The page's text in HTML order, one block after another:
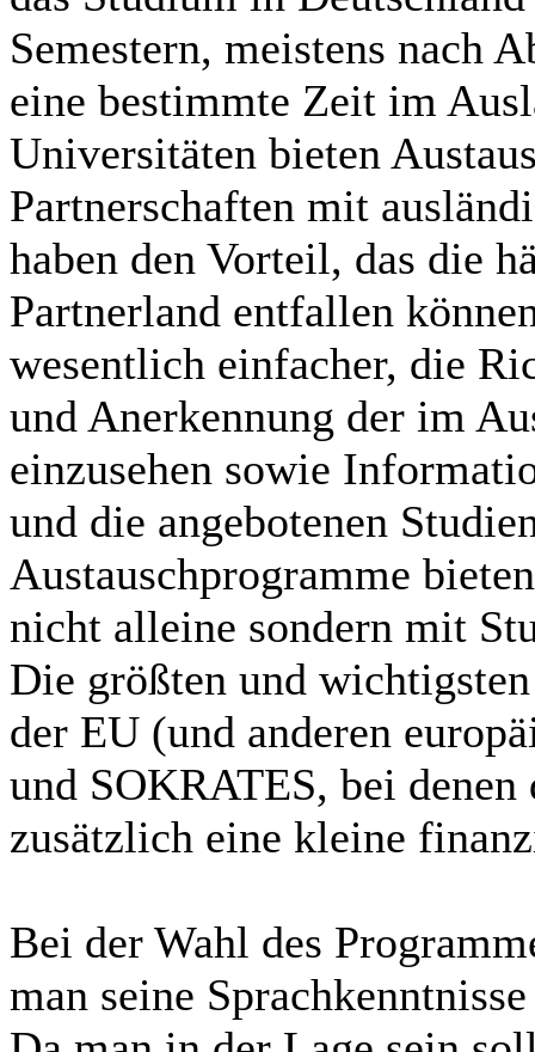
Semestern, meistens nach
eine bestimmte Zeit im
Universitäten bieten
Partnerschaften mit
haben den Vorteil, das die
Partnerland entfallen
wesentlich einfacher, die
und Anerkennung der im
einzusehen sowie
und die angebotenen
Austauschprogramme
nicht alleine sondern mit
Die größten und
der EU (und anderen
und SOKRATES, bei denen
zusätzlich eine kleine
Bei der Wahl des
man seine